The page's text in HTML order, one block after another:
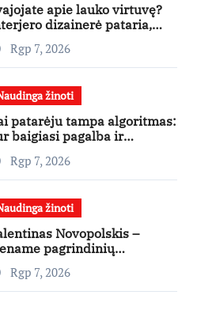
apie lauko virtuvę?
dizainerė pataria,
ko pradėti
Rgp 7, 2026
žinoti
patarėju tampa algoritmas:
baigiasi pagalba ir
reklama?
Rgp 7, 2026
žinoti
Novopolskis –
pagrindinių
penkių šalių filme
Lietuvos kino
– nuo rugpjūčio 7-
Rgp 7, 2026